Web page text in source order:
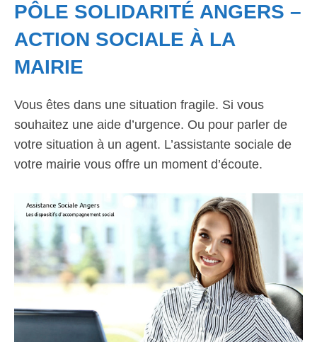
PÔLE SOLIDARITÉ ANGERS –
ACTION SOCIALE À LA
MAIRIE
Vous êtes dans une situation fragile. Si vous
souhaitez une aide d’urgence. Ou pour parler de
votre situation à un agent. L’assistante sociale de
votre mairie vous offre un moment d’écoute.